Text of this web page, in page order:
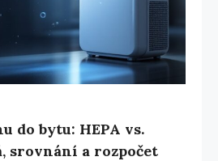
do bytu: HEPA vs.
srovnání a rozpočet